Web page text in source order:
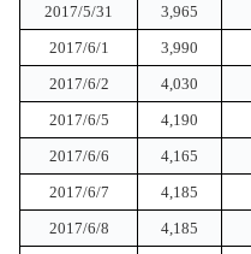
2017/5/31
3,965
2017/6/1
3,990
2017/6/2
4,030
2017/6/5
4,190
2017/6/6
4,165
2017/6/7
4,185
2017/6/8
4,185